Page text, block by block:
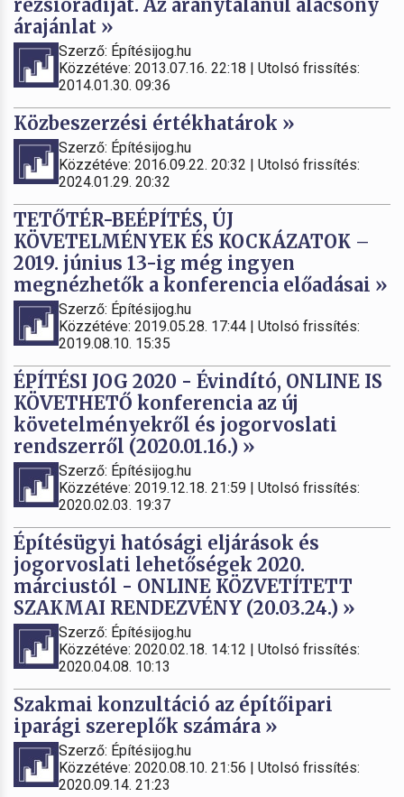
rezsióradíjat. Az aránytalanul alacsony
árajánlat »
Szerző: Építésijog.hu
Közzétéve: 2013.07.16. 22:18 | Utolsó frissítés:
2014.01.30. 09:36
Közbeszerzési értékhatárok »
Szerző: Építésijog.hu
Közzétéve: 2016.09.22. 20:32 | Utolsó frissítés:
2024.01.29. 20:32
TETŐTÉR-BEÉPÍTÉS, ÚJ
KÖVETELMÉNYEK ÉS KOCKÁZATOK –
2019. június 13-ig még ingyen
megnézhetők a konferencia előadásai »
Szerző: Építésijog.hu
Közzétéve: 2019.05.28. 17:44 | Utolsó frissítés:
2019.08.10. 15:35
ÉPÍTÉSI JOG 2020 - Évindító, ONLINE IS
KÖVETHETŐ konferencia az új
követelményekről és jogorvoslati
rendszerről (2020.01.16.) »
Szerző: Építésijog.hu
Közzétéve: 2019.12.18. 21:59 | Utolsó frissítés:
2020.02.03. 19:37
Építésügyi hatósági eljárások és
jogorvoslati lehetőségek 2020.
márciustól - ONLINE KÖZVETÍTETT
SZAKMAI RENDEZVÉNY (20.03.24.) »
Szerző: Építésijog.hu
Közzétéve: 2020.02.18. 14:12 | Utolsó frissítés:
2020.04.08. 10:13
Szakmai konzultáció az építőipari
iparági szereplők számára »
Szerző: Építésijog.hu
Közzétéve: 2020.08.10. 21:56 | Utolsó frissítés:
2020.09.14. 21:23